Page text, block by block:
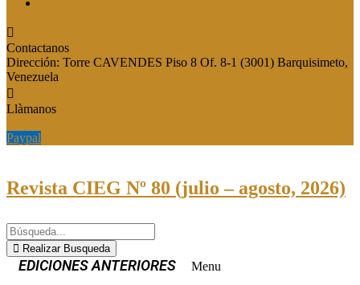
Contactanos
Dirección: Torre CAVENDES Piso 8 Of. 8-1 (3001) Barquisimeto,
Venezuela
Llàmanos
Paypal
Revista CIEG Nº 80 (julio – agosto, 2026)
Realizar Busqueda
Menu